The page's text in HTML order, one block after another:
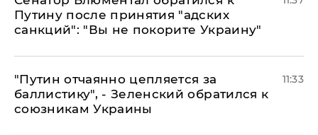
Путину после принятия "адских
санкций": "Вы не покорите Украину"
"Путин отчаянно цепляется за
баллистику", - Зеленский обратился к
союзникам Украины
11:33